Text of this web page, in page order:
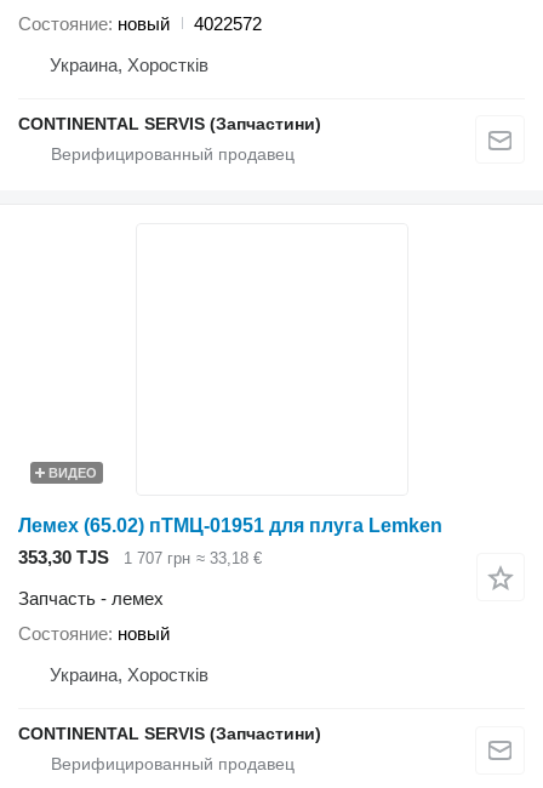
Состояние новый
4022572
Украина, Хоростків
CONTINENTAL SERVIS (Запчастини)
ВИДЕО
Лемех (65.02) пТМЦ-01951 для плуга Lemken
353,30 TJS
1 707 грн ≈ 33,18 €
Запчасть - лемех
Состояние новый
Украина, Хоростків
CONTINENTAL SERVIS (Запчастини)